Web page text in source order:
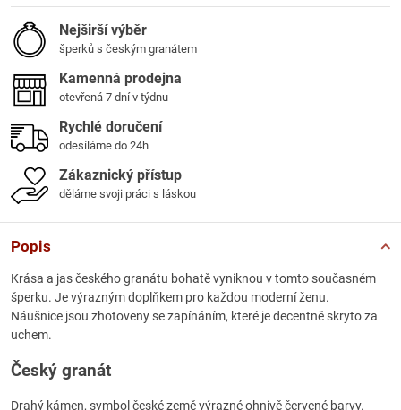
Nejširší výběr
šperků s českým granátem
Kamenná prodejna
otevřená 7 dní v týdnu
Rychlé doručení
odesíláme do 24h
Zákaznický přístup
děláme svoji práci s láskou
Popis
Krása a jas českého granátu bohatě vyniknou v tomto současném
šperku. Je výrazným doplňkem pro každou moderní ženu.
Náušnice jsou zhotoveny se zapínáním, které je decentně skryto za
uchem.
Český granát
Drahý kámen, symbol české země výrazné ohnivě červené barvy.